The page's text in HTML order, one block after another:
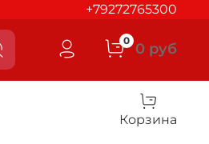
+79272765300
0 0 руб
Корзина